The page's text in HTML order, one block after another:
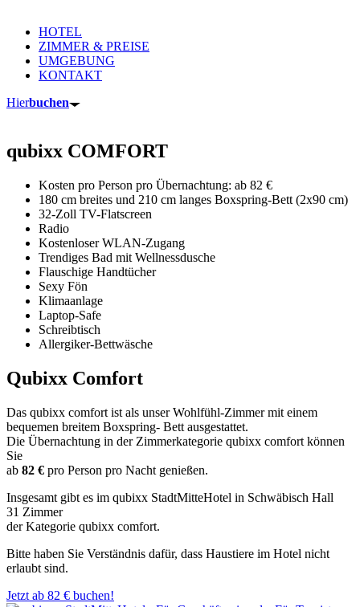
HOTEL
ZIMMER & PREISE
UMGEBUNG
KONTAKT
Hierbuchen
qubixx COMFORT
Kosten pro Person pro Übernachtung: ab 82 €
180 cm breites und 210 cm langes Boxspring-Bett (2x90 cm)
32-Zoll TV-Flatscreen
Radio
Kostenloser WLAN-Zugang
Trendiges Bad mit Wellnessdusche
Flauschige Handtücher
Sexy Fön
Klimaanlage
Laptop-Safe
Schreibtisch
Allergiker-Bettwäsche
Qubixx Comfort
Das qubixx comfort ist als unser Wohlfühl-Zimmer mit einem
bequemen breitem Boxspring- Bett ausgestattet.
Die Übernachtung in der Zimmerkategorie qubixx comfort können
Sie
ab 82 € pro Person pro Nacht genießen.
Insgesamt gibt es im qubixx StadtMitteHotel in Schwäbisch Hall
31 Zimmer
der Kategorie qubixx comfort.
Bitte haben Sie Verständnis dafür, dass Haustiere im Hotel nicht
erlaubt sind.
Jetzt ab 82 € buchen!